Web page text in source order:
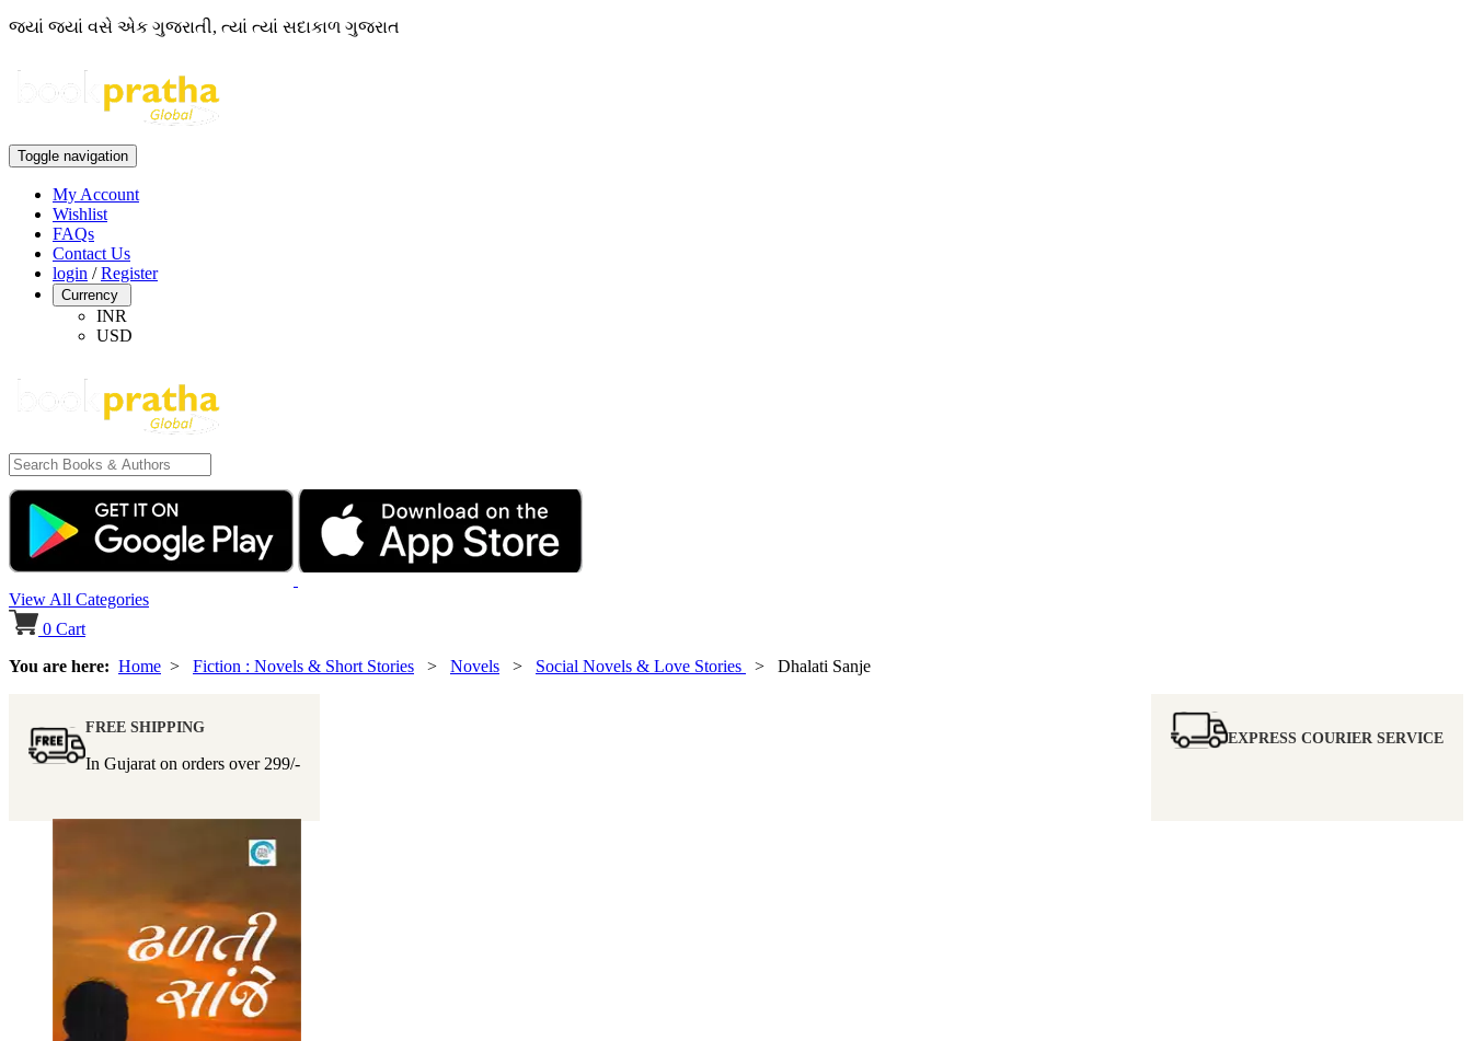
જ્યાં જ્યાં વસે એક ગુજરાતી, ત્યાં ત્યાં સદાકાળ ગુજરાત
Toggle navigation
My Account
Wishlist
FAQs
Contact Us
login /Register
Currency
INR
USD
View All Categories
0 Cart
You are here: Home > Fiction : Novels & Short Stories > Novels > Social Novels & Love Stories > Dhalati Sanje
FREE SHIPPING
In Gujarat on orders over 299/-
EXPRESS COURIER SERVICE